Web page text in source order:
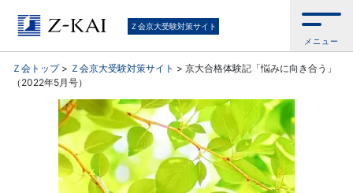
京
大
受
Ｚ会京大受験対策サイト
メニュー
Ｚ会トップ> Ｚ会京大受験対策サイト > 京大合格体験記「悩みに向き合う」
（2022年5月号）